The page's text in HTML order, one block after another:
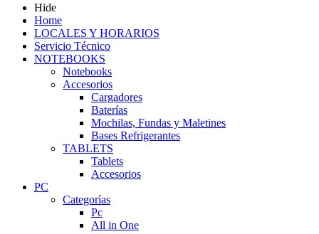
Hide
Home
LOCALES Y HORARIOS
Servicio Técnico
NOTEBOOKS
Notebooks
Accesorios
Cargadores
Baterías
Mochilas, Fundas y Maletines
Bases Refrigerantes
TABLETS
Tablets
Accesorios
PC
Categorías
Pc
All in One